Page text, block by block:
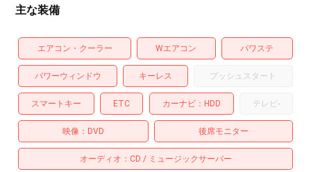
主な装備
エアコン・クーラー Wエアコン パワステ
パワーウィンドウ キーレス プッシュスタート
スマートキー ETC カーナビ HDD テレビ-
映像 DVD 後席モニター
オーディオ CD ミュージックサーバー